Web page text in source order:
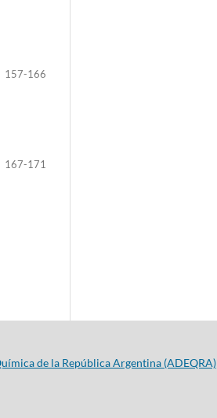
157-166
167-171
de la República Argentina (ADEQRA)